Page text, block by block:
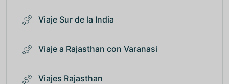
Viaje Sur de la India
Viaje a Rajasthan con Varanasi
Viajes Rajasthan